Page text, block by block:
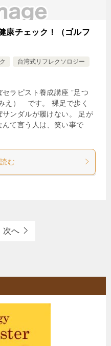
康チェック！（ゴルフ
台湾式リフレクソロジー
ラピスト養成講座 ”足つ
え） です。 裸足で歩く
ンダルが履けない。 足が
て言う人は、笑い事で
む
次へ